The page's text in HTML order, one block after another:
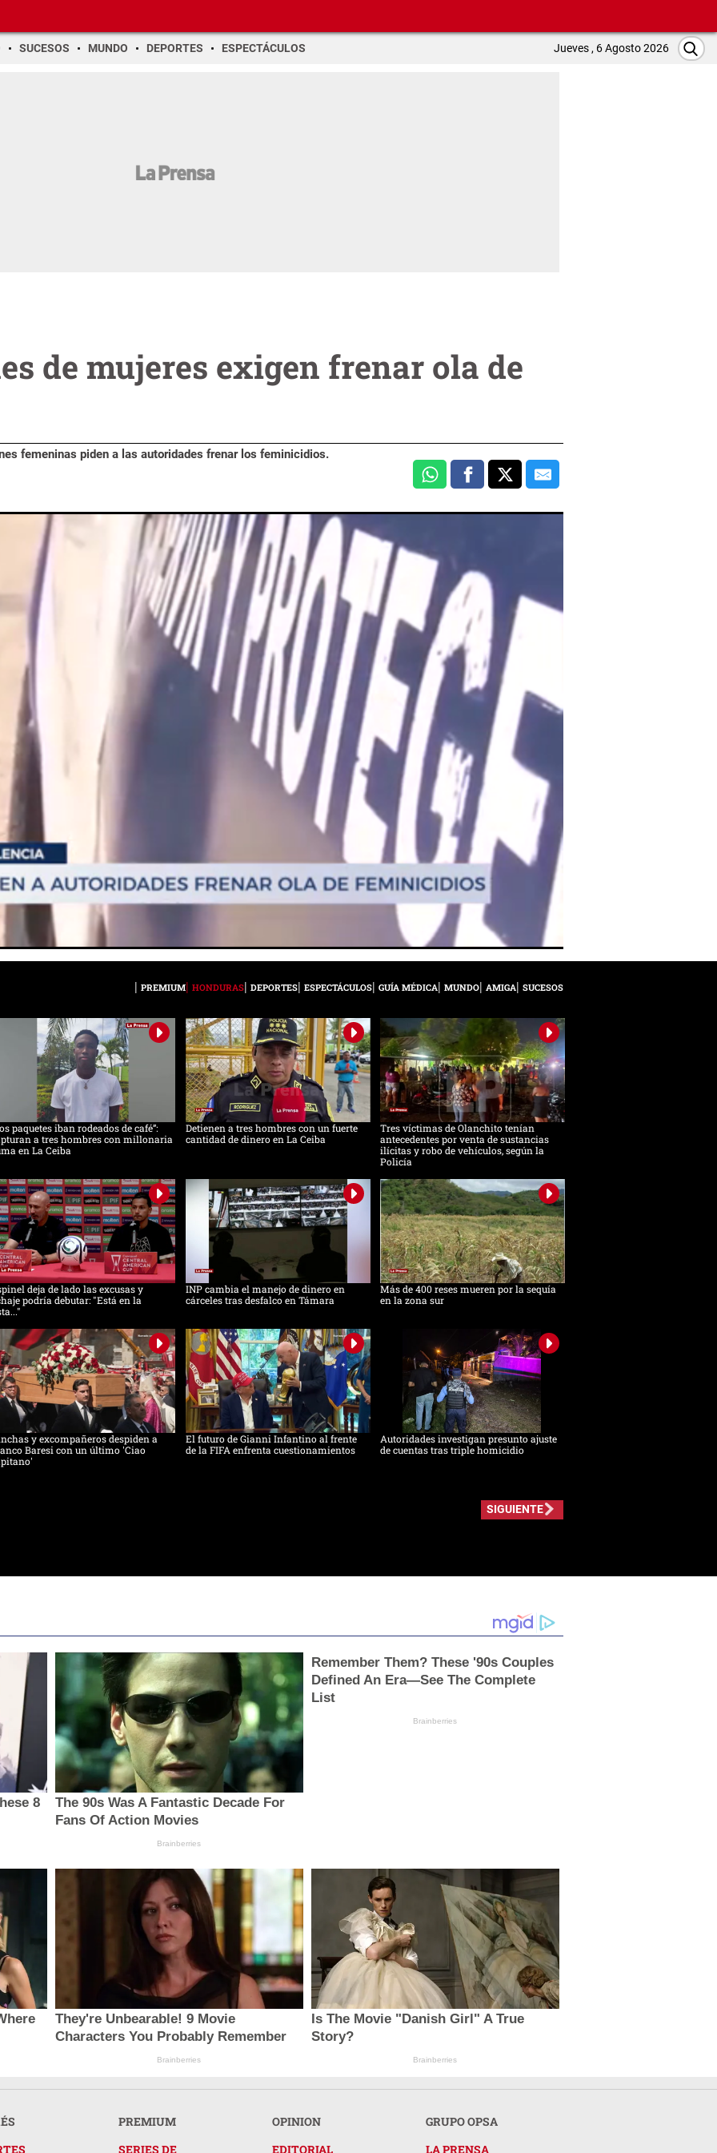
SUCESOS MUNDO DEPORTES ESPECTÁCULOS Jueves , 6 Agosto 2026
de mujeres exigen frenar ola de
femeninas piden a las autoridades frenar los feminicidios.
PREMIUM HONDURAS DEPORTES ESPECTÁCULOS GUÍA MÉDICA MUNDO AMIGA SUCESOS
paquetes iban rodeados de café”:
a tres hombres con millonaria
en La Ceiba
Detienen a tres hombres con un fuerte
cantidad de dinero en La Ceiba
Tres víctimas de Olanchito tenían
antecedentes por venta de sustancias
ilícitas y robo de vehículos, según la
Policía
deja de lado las excusas y
podría debutar: "Está en la
INP cambia el manejo de dinero en
cárceles tras desfalco en Támara
Más de 400 reses mueren por la sequía
en la zona sur
y excompañeros despiden a
Baresi con un último 'Ciao
El futuro de Gianni Infantino al frente
de la FIFA enfrenta cuestionamientos
Autoridades investigan presunto ajuste
de cuentas tras triple homicidio
SIGUIENTE
8
The 90s Was A Fantastic Decade For
Fans Of Action Movies
Brainberries
Remember Them? These '90s Couples
Defined An Era—See The Complete
List
Brainberries
They're Unbearable! 9 Movie
Characters You Probably Remember
Brainberries
Is The Movie "Danish Girl" A True
Story?
Brainberries
PREMIUM
SERIES DE
OPINION
EDITORIAL
GRUPO OPSA
LA PRENSA